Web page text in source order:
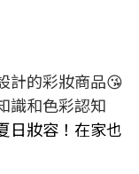
計的彩妝商品😘
識和色彩認知
日妝容！在家也